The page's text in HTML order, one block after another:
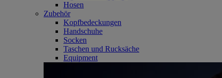
Hosen
Zubehör
Kopfbedeckungen
Handschuhe
Socken
Taschen und Rucksäche
Equipment